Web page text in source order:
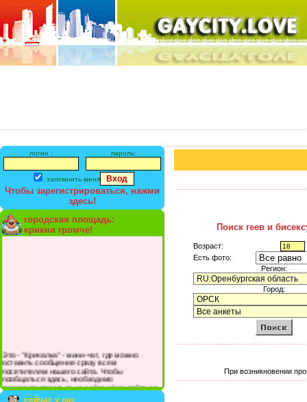
логин : пароль:
запомнить меня
Чтобы зарегистрироваться, нажми
здесь!
городская площадь:
крикни громче!
Это - "Кричалка" - мини-чат, где можно
оставить сообщение сразу всем
посетителям нашего сайта. Чтобы
пообщаться здесь, необходимо
зарегистрироваться на сайте и/или войти со
своими логином и паролем.
сейчас у нас
Поиск геев и
Возраст:
Есть фото:
Регион:
Город:
При возникновении